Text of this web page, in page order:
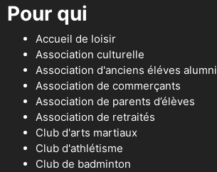
Pour qui
Accueil de loisir
Association culturelle
Association d'anciens éléves alumni
Association de commerçants
Association de parents d’élèves
Association de retraités
Club d'arts martiaux
Club d'athlétisme
Club de badminton